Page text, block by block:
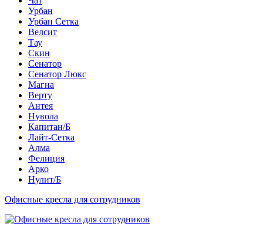
Урбан
Урбан Сетка
Велсит
Тау
Скин
Сенатор
Сенатор Люкс
Магна
Верту
Антея
Нувола
Капитан/Б
Лайт-Сетка
Алма
Фелиция
Арко
Нулит/Б
Офисные кресла для сотрудников